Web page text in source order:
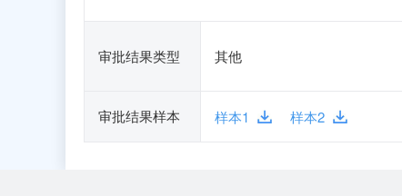
审批结果类型 其他
审批结果样本 样本1 样本2